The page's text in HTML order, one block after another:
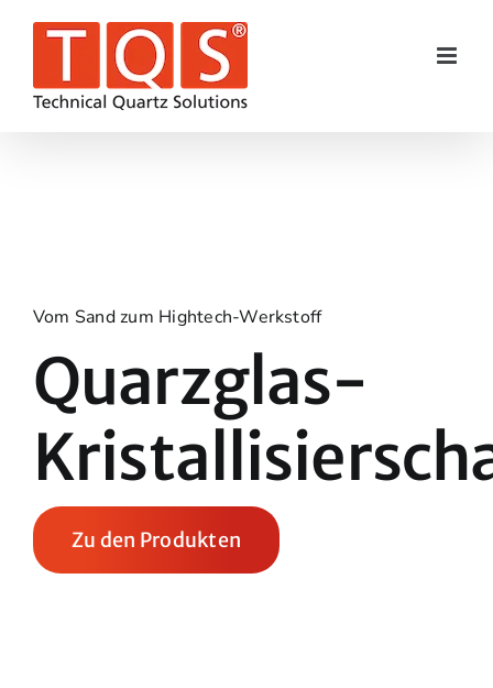
Vom Sand zum Hightech-Werkstoff
Quarzglas-
Zu den Produkten